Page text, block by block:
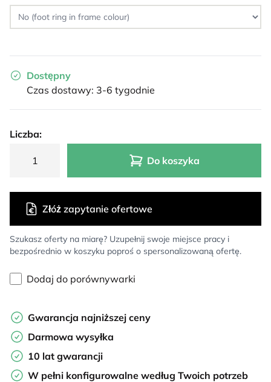
Dostępny
Czas dostawy: 3-6 tygodnie
Liczba:
Do koszyka
Szukasz oferty na miarę? Uzupełnij swoje miejsce pracy i
bezpośrednio w koszyku poproś o spersonalizowaną ofertę.
Złóż zapytanie ofertowe
Dodaj do porównywarki
Gwarancja najniższej ceny
Darmowa wysyłka
10 lat gwarancji
W pełni konfigurowalne według Twoich potrzeb